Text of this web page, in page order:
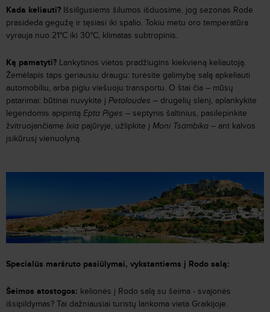
Kada keliauti? Išsiilgusiems šilumos išduosime, jog sezonas Rode
prasideda gegužę ir tęsiasi iki spalio. Tokiu metu oro temperatūra
vyrauja nuo 21°C iki 30°C, klimatas subtropinis.
Ką pamatyti? Lankytinos vietos pradžiugins kiekvieną keliautoją.
Žemėlapis taps geriausiu draugu: turėsite galimybę salą apkeliauti
automobiliu, arba pigiu viešuoju transportu. O štai čia – mūsų
patarimai: būtinai nuvykite į Petaloudes – drugelių slėnį, aplankykite
legendomis apipintą Epta Piges – septynis šaltinius, pasilepinkite
žvitruojančiame Ixia pajūryje, užlipkite į Moni Tsambika – ant kalvos
įsikūrusį vienuolyną.
Specialūs maršruto pasiūlymai, vykstantiems į Rodo salą:
Šeimos atostogos: kelionės į Rodo salą su šeima - svajonės
išsipildymas? Tai dažniausiai turistų lankoma vieta Graikijoje.